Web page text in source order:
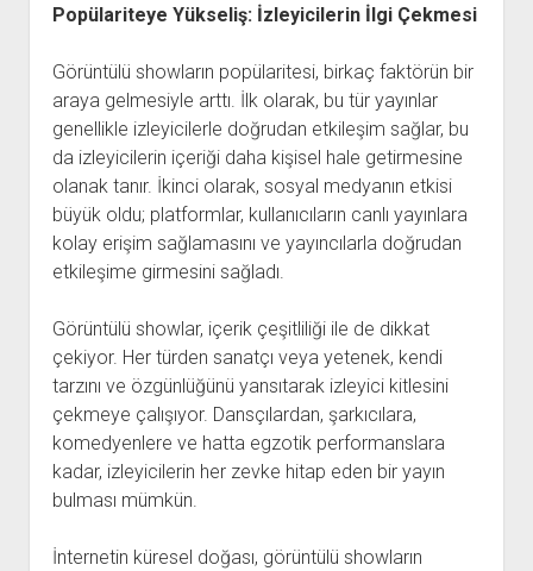
Popülariteye Yükseliş: İzleyicilerin İlgi Çekmesi
Görüntülü showların popülaritesi, birkaç faktörün bir
araya gelmesiyle arttı. İlk olarak, bu tür yayınlar
genellikle izleyicilerle doğrudan etkileşim sağlar, bu
da izleyicilerin içeriği daha kişisel hale getirmesine
olanak tanır. İkinci olarak, sosyal medyanın etkisi
büyük oldu; platformlar, kullanıcıların canlı yayınlara
kolay erişim sağlamasını ve yayıncılarla doğrudan
etkileşime girmesini sağladı.
Görüntülü showlar, içerik çeşitliliği ile de dikkat
çekiyor. Her türden sanatçı veya yetenek, kendi
tarzını ve özgünlüğünü yansıtarak izleyici kitlesini
çekmeye çalışıyor. Dansçılardan, şarkıcılara,
komedyenlere ve hatta egzotik performanslara
kadar, izleyicilerin her zevke hitap eden bir yayın
bulması mümkün.
İnternetin küresel doğası, görüntülü showların